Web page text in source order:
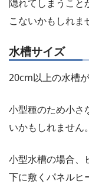
隠れてしまうこと
こないかもしれま
水槽サイズ
20cm以上の水槽が
小型種のため小さ
いかもしれません。
小型水槽の場合、
下に敷くパネルヒ